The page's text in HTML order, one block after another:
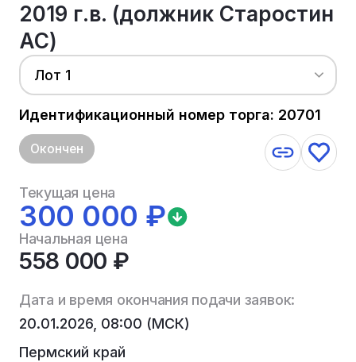
2019 г.в. (должник Старостин
АС)
Лот 1
Идентификационный номер торга: 20701
Окончен
Текущая цена
300 000 ₽
Начальная цена
558 000 ₽
Дата и время окончания подачи заявок:
20.01.2026, 08:00 (МСК)
Пермский край